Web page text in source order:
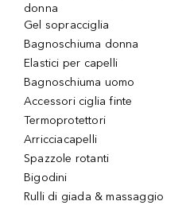
donna
Gel sopracciglia
Bagnoschiuma donna
Elastici per capelli
Bagnoschiuma uomo
Accessori ciglia finte
Termoprotettori
Arricciacapelli
Spazzole rotanti
Bigodini
Rulli di giada & massaggio